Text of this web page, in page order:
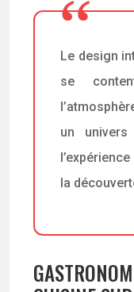
Le design
se
un
la